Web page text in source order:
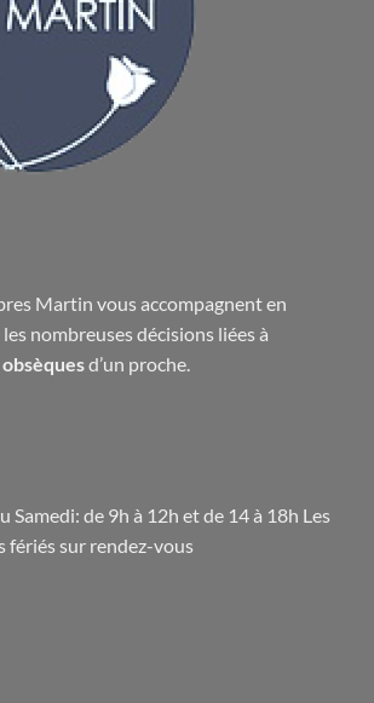
Martin vous accompagnent en
nombreuses décisions liées à
d’un proche.
Samedi: de 9h à 12h et de 14 à 18h Les
fériés sur rendez-vous